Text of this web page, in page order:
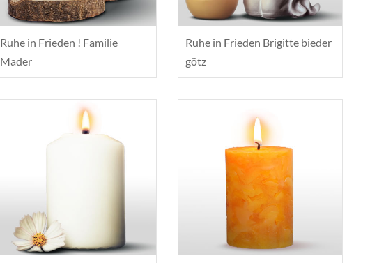
Ruhe in Frieden ! Familie
Mader
Ruhe in Frieden Brigitte bieder
götz